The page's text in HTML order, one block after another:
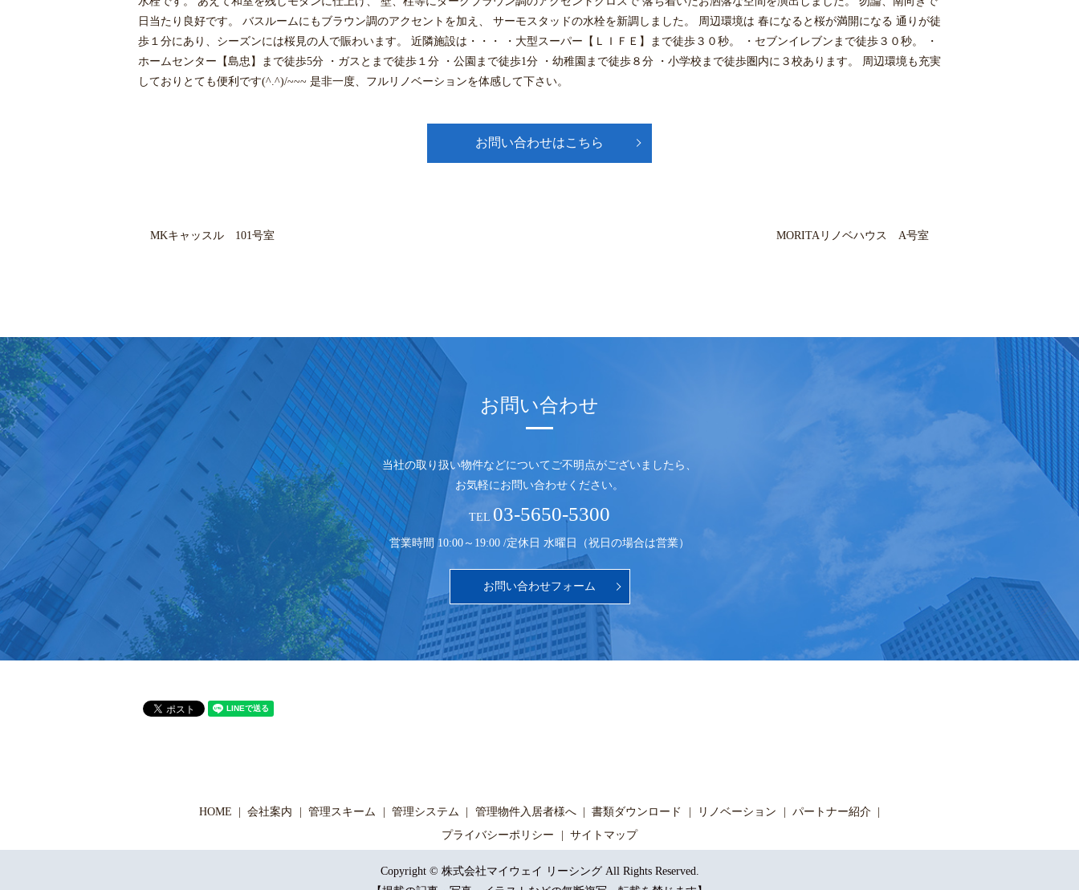
日当たり良好です。 バスルームにもブラウン調のアクセントを加え、 サーモスタッドの水栓を新調しました。 周辺環境は 春になると桜が満開になる 通りが徒
歩１分にあり、シーズンには桜見の人で賑わいます。 近隣施設は・・・ ・大型スーパー【ＬＩＦＥ】まで徒歩３０秒。 ・セブンイレブンまで徒歩３０秒。 ・
ホームセンター【島忠】まで徒歩5分 ・ガスとまで徒歩１分 ・公園まで徒歩1分 ・幼稚園まで徒歩８分 ・小学校まで徒歩圏内に３校あります。 周辺環境も充実
しておりとても便利です(^.^)/~~~ 是非一度、フルリノベーションを体感して下さい。
お問い合わせはこちら
MKキャッスル 101号室 MORITAリノベハウス A号室
お問い合わせ
当社の取り扱い物件などについてご不明点がございましたら、
お気軽にお問い合わせください。
TEL 03-5650-5300
営業時間 10:00～19:00 /定休日 水曜日（祝日の場合は営業）
お問い合わせフォーム
HOME 会社案内 管理スキーム 管理システム 管理物件入居者様へ 書類ダウンロード リノベーション
パートナー紹介
プライバシーポリシー
サイトマップ
Copyright © 株式会社マイウェイ リーシング All Rights Reserved.